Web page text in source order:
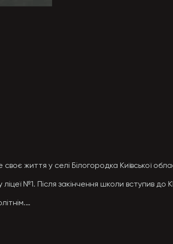
життя у селі Білогородка Київської
№1. Після закінчення школи вступив до